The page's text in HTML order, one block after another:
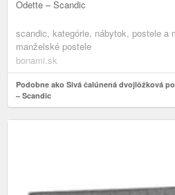
Odette – Scandic
scandic, kategórie, nábytok, postele a
manželské postele
bonami.sk
Podobne ako Sivá čalúnená dvojlôžková
– Scandic